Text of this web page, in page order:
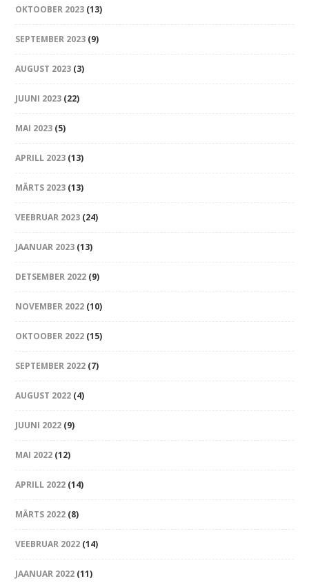
OKTOOBER 2023 (13)
SEPTEMBER 2023 (9)
AUGUST 2023 (3)
JUUNI 2023 (22)
MAI 2023 (5)
APRILL 2023 (13)
MÄRTS 2023 (13)
VEEBRUAR 2023 (24)
JAANUAR 2023 (13)
DETSEMBER 2022 (9)
NOVEMBER 2022 (10)
OKTOOBER 2022 (15)
SEPTEMBER 2022 (7)
AUGUST 2022 (4)
JUUNI 2022 (9)
MAI 2022 (12)
APRILL 2022 (14)
MÄRTS 2022 (8)
VEEBRUAR 2022 (14)
JAANUAR 2022 (11)